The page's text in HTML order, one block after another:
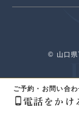
- 審美歯科
- 根管治療
- インビザラ
© 山口県
ご予約・お問い合わ
電話をかけ